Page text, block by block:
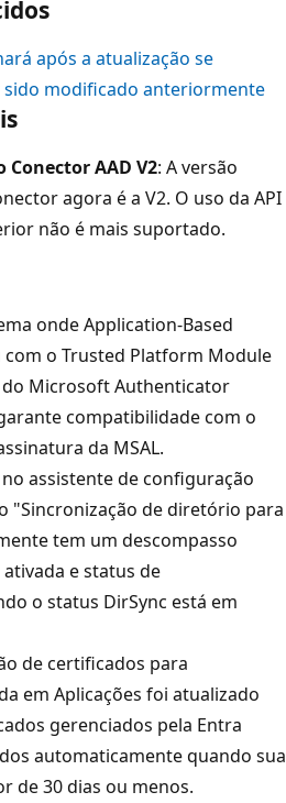
após a atualização se
sido modificado anteriormente
Conector AAD V2: A versão
agora é a V2. O uso da API
não é mais suportado.
onde Application-Based
o Trusted Platform Module
do Microsoft Authenticator
compatibilidade com o
da MSAL.
assistente de configuração
"Sincronização de diretório para
tem um descompasso
e status de
o status DirSync está em
de certificados para
em Aplicações foi atualizado
gerenciados pela Entra
automaticamente quando sua
de 30 dias ou menos.